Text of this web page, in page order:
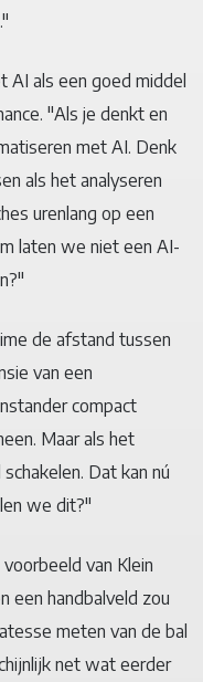
AI als een goed middel
"Als je denkt en
met AI. Denk
als het analyseren
urenlang op een
laten we niet een AI-
de afstand tussen
van een
compact
Maar als het
Dat kan nú
we dit?"
van Klein
een handbalveld zou
meten van de bal
net wat eerder